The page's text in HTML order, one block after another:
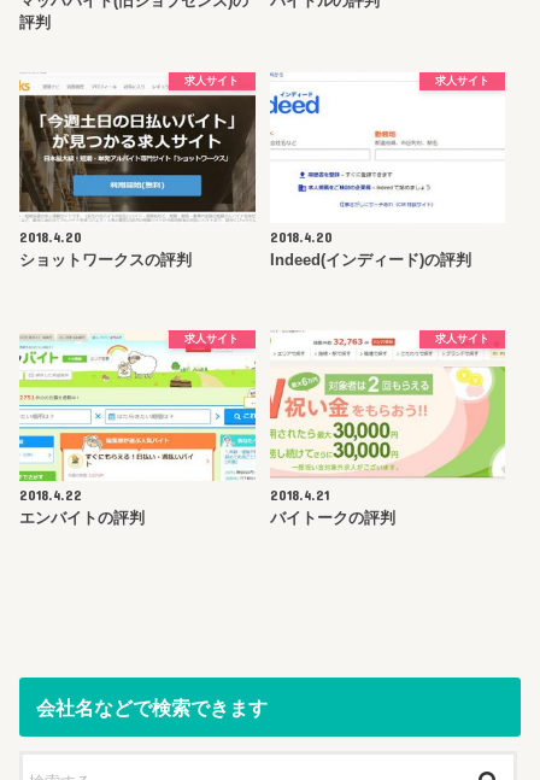
評判
求人サイト
2018.4.20
ショットワークスの評判
求人サイト
2018.4.20
Indeed(インディード)の評判
求人サイト
2018.4.22
エンバイトの評判
求人サイト
2018.4.21
バイトークの評判
会社名などで検索できます